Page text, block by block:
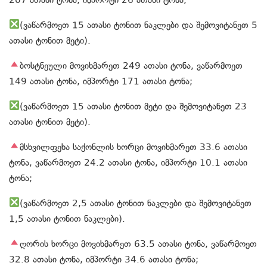
(ვაწარმოეთ 15 ათასი ტონით ნაკლები და შემოვიტანეთ 5
ათასი ტონით მეტი).
ბოსტნეული მოვიხმარეთ 249 ათასი ტონა, ვაწარმოეთ
149 ათასი ტონა, იმპორტი 171 ათასი ტონა;
(ვაწარმოეთ 15 ათასი ტონით მეტი და შემოვიტანეთ 23
ათასი ტონით მეტი).
მსხვილფეხა საქონლის ხორცი მოვიხმარეთ 33.6 ათასი
ტონა, ვაწარმოეთ 24.2 ათასი ტონა, იმპორტი 10.1 ათასი
ტონა;
(ვაწარმოეთ 2,5 ათასი ტონით ნაკლები და შემოვიტანეთ
1,5 ათასი ტონით ნაკლები).
ღორის ხორცი მოვიხმარეთ 63.5 ათასი ტონა, ვაწარმოეთ
32.8 ათასი ტონა, იმპორტი 34.6 ათასი ტონა;